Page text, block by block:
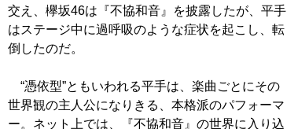
交え、欅坂46は『不協和音』を披露したが、平手
はステージ中に過呼吸のような症状を起こし、転
倒したのだ。
“憑依型”ともいわれる平手は、楽曲ごとにその
世界観の主人公になりきる、本格派のパフォーマ
ー。ネット上では、『不協和音』の世界に入り込